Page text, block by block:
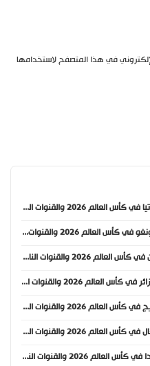
في هذا المتصفح لاستخدامها
موعد مباراة إنجلترا وكرواتيا في كأس العالم 2026 والقنوات الناقلة
موعد مباراة البرتغال والكونغو في كأس العالم 2026 والقنوات الناقلة
موعد مباراة النمسا والأردن في كأس العالم 2026 والقنوات الناقلة
موعد مباراة الأرجنتين والجزائر في كأس العالم 2026 والقنوات الناقلة
موعد مباراة العراق والنرويج في كأس العالم 2026 والقنوات الناقلة
موعد مباراة فرنسا والسنغال في كأس العالم 2026 والقنوات الناقلة
موعد مباراة إيران ونيوزيلندا في كأس العالم 2026 والقنوات الناقلة